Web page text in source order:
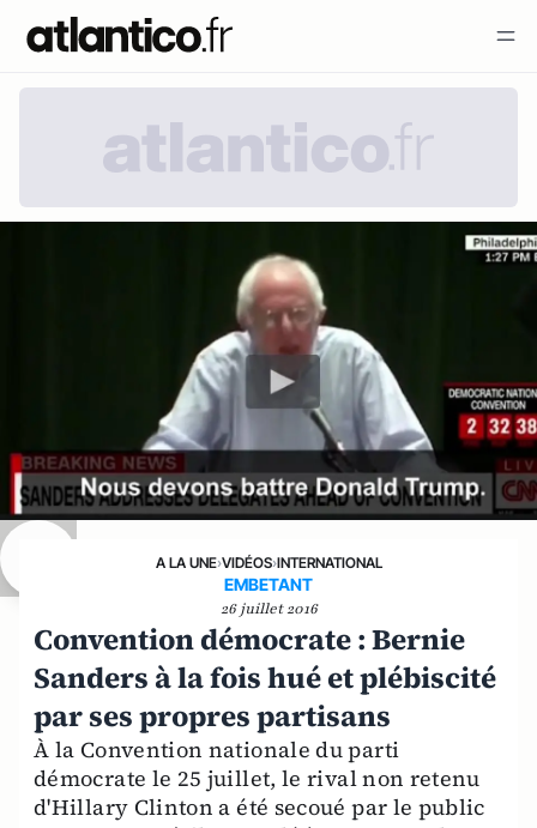
A LA UNE›VIDÉOS›INTERNATIONAL
EMBETANT
26 juillet 2016
Convention démocrate : Bernie
Sanders à la fois hué et plébiscité
par ses propres partisans
À la Convention nationale du parti
démocrate le 25 juillet, le rival non retenu
d'Hillary Clinton a été secoué par le public